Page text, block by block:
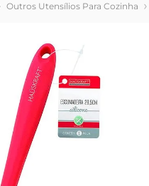
Outros Utensílios Para Cozinha
maquina
cerveja